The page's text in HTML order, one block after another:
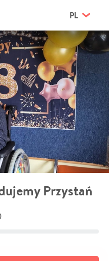
PL
Przystań